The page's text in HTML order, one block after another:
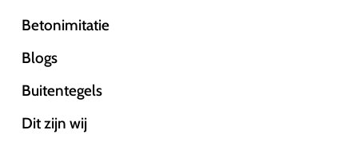
Betonimitatie
Blogs
Buitentegels
Dit zijn wij